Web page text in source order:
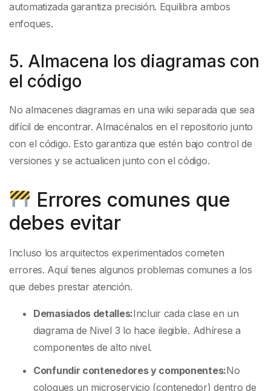
automatizada garantiza precisión. Equilibra ambos
enfoques.
5. Almacena los diagramas con
el código
No almacenes diagramas en una wiki separada que sea
difícil de encontrar. Almacénalos en el repositorio junto
con el código. Esto garantiza que estén bajo control de
versiones y se actualicen junto con el código.
Errores comunes que
debes evitar
Incluso los arquitectos experimentados cometen
errores. Aquí tienes algunos problemas comunes a los
que debes prestar atención.
Demasiados detalles:Incluir cada clase en un
diagrama de Nivel 3 lo hace ilegible. Adhírese a
componentes de alto nivel.
Confundir contenedores y componentes:No
coloques un microservicio (contenedor) dentro de